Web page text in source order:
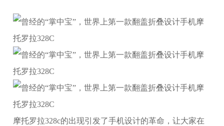
摩托罗拉328c的出现引发了手机设计的革命，让大家在